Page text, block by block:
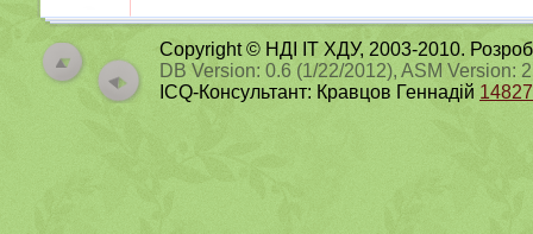
Copyright © НДІ ІТ ХДУ, 2003-2010.
DB Version: 0.6 (1/22/2012), ASM Version:
ICQ-Консультант: Кравцов Геннадій